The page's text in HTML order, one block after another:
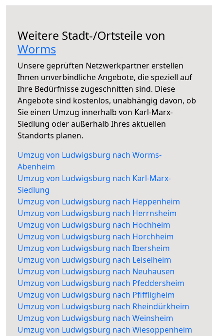
Weitere Stadt-/Ortsteile von
Worms
Unsere geprüften Netzwerkpartner erstellen
Ihnen unverbindliche Angebote, die speziell auf
Ihre Bedürfnisse zugeschnitten sind. Diese
Angebote sind kostenlos, unabhängig davon, ob
Sie einen Umzug innerhalb von Karl-Marx-
Siedlung oder außerhalb Ihres aktuellen
Standorts planen.
Umzug von Ludwigsburg nach Worms-
Abenheim
Umzug von Ludwigsburg nach Karl-Marx-
Siedlung
Umzug von Ludwigsburg nach Heppenheim
Umzug von Ludwigsburg nach Herrnsheim
Umzug von Ludwigsburg nach Hochheim
Umzug von Ludwigsburg nach Horchheim
Umzug von Ludwigsburg nach Ibersheim
Umzug von Ludwigsburg nach Leiselheim
Umzug von Ludwigsburg nach Neuhausen
Umzug von Ludwigsburg nach Pfeddersheim
Umzug von Ludwigsburg nach Pfiffligheim
Umzug von Ludwigsburg nach Rheindürkheim
Umzug von Ludwigsburg nach Weinsheim
Umzug von Ludwigsburg nach Wiesoppenheim